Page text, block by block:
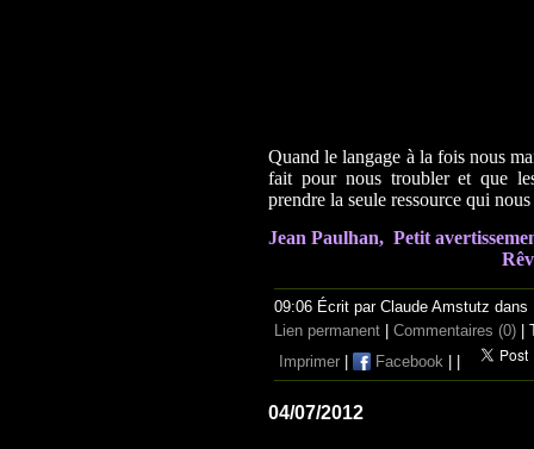
Quand le langage à la fois nous
fait pour nous troubler et que
prendre la seule ressource qui nous
Jean Paulhan, Petit
09:06 Écrit par Claude Amstutz dans
Lien permanent | Commentaires (0) |
Imprimer | Facebook | |
04/07/2012